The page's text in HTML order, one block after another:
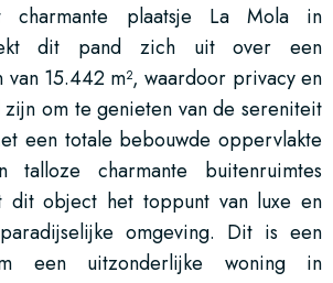
charmante plaatsje La Mola in
dit pand zich uit over een
15.442 m², waardoor privacy en
om te genieten van de sereniteit
een totale bebouwde oppervlakte
charmante buitenruimtes
dit object het toppunt van luxe en
omgeving. Dit is een
een uitzonderlijke woning in